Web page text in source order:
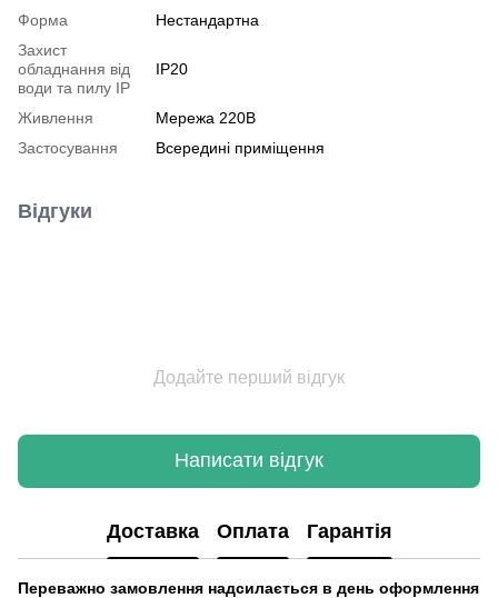
Форма
Нестандартна
Захист
обладнання від
води та пилу IP
IP20
Живлення
Мережа 220В
Застосування
Всередині приміщення
Відгуки
Додайте перший відгук
Написати відгук
Доставка Оплата Гарантія
Переважно замовлення надсилається в день оформлення